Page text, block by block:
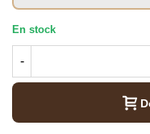
En stock
-